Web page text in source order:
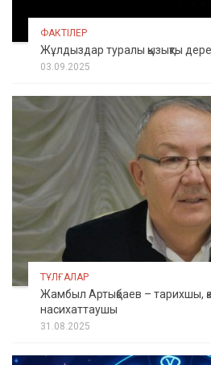
ФАКТІЛЕР
Жұлдыздар туралы қызықты
03.09.2025
ТҰЛҒАЛАР
Жамбыл Артықбаев – тарихшы,
насихаттаушы
31.08.2025